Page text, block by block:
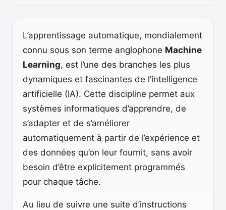
L’apprentissage automatique, mondialement
connu sous son terme anglophone Machine
Learning, est l’une des branches les plus
dynamiques et fascinantes de l’intelligence
artificielle (IA). Cette discipline permet aux
systèmes informatiques d’apprendre, de
s’adapter et de s’améliorer
automatiquement à partir de l’expérience et
des données qu’on leur fournit, sans avoir
besoin d’être explicitement programmés
pour chaque tâche.
Au lieu de suivre une suite d’instructions